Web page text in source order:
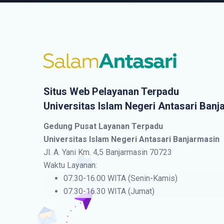
Situs Web Pelayanan Terpadu
Universitas Islam Negeri Antasari
Gedung Pusat Layanan Terpadu
Universitas Islam Negeri Antasari Banjarmasin
Jl. A. Yani Km. 4,5 Banjarmasin 70723
Waktu Layanan:
07.30-16.00 WITA (Senin-Kamis)
07.30-16.30 WITA (Jumat)